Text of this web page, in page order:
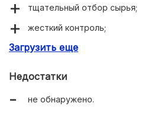
тщательный отбор сырья;
жесткий контроль;
доступная цена.
Загрузить еще
Недостатки
не обнаружено.